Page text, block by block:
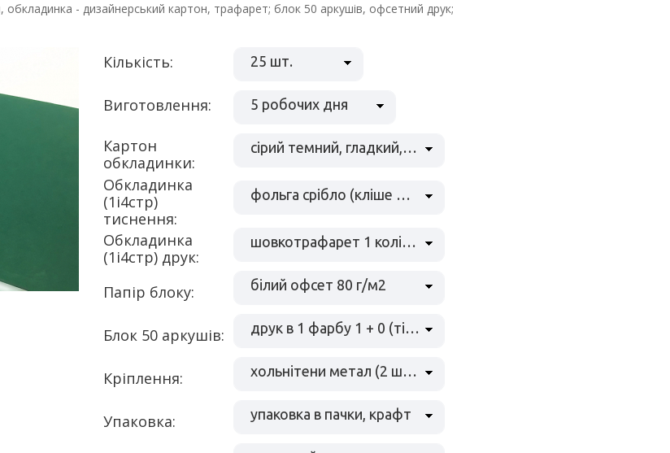
- дизайнерський картон, трафарет; блок 50 аркушів, офсетний друк;
Кількість: 25 шт.
Виготовлення: 5 робочих дня
Картон
обкладинки:
сірий темний, гладкий, металізований, 285 г/м2, Stardream anthracite
Обкладинка
(1і4стр)
тиснення:
фольга срібло (кліше до 200 см2)
Обкладинка
(1і4стр) друк:
шовкотрафарет 1 колір (1 + 0), пантон
Папір блоку: білий офсет 80 г/м2
Блок 50 аркушів: друк в 1 фарбу 1 + 0 (тільки на лиці)
кріплення: хольнітени метал (2 шт) по вузькій строне
упаковка: упаковка в пачки, крафт